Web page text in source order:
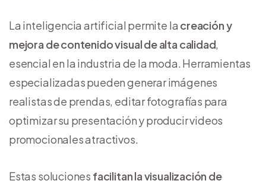
La inteligencia artificial permite la creación y
mejora de contenido visual de alta calidad,
esencial en la industria de la moda. Herramientas
especializadas pueden generar imágenes
realistas de prendas, editar fotografías para
optimizar su presentación y producir videos
promocionales atractivos.
Estas soluciones facilitan la visualización de